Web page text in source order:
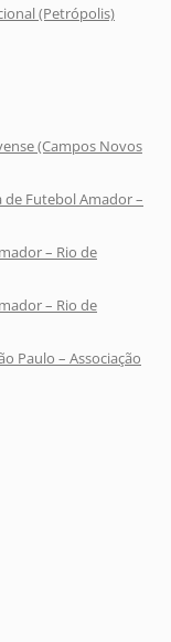
(Petrópolis)
(Campos Novos
de Futebol Amador –
– Rio de
– Rio de
Paulo – Associação